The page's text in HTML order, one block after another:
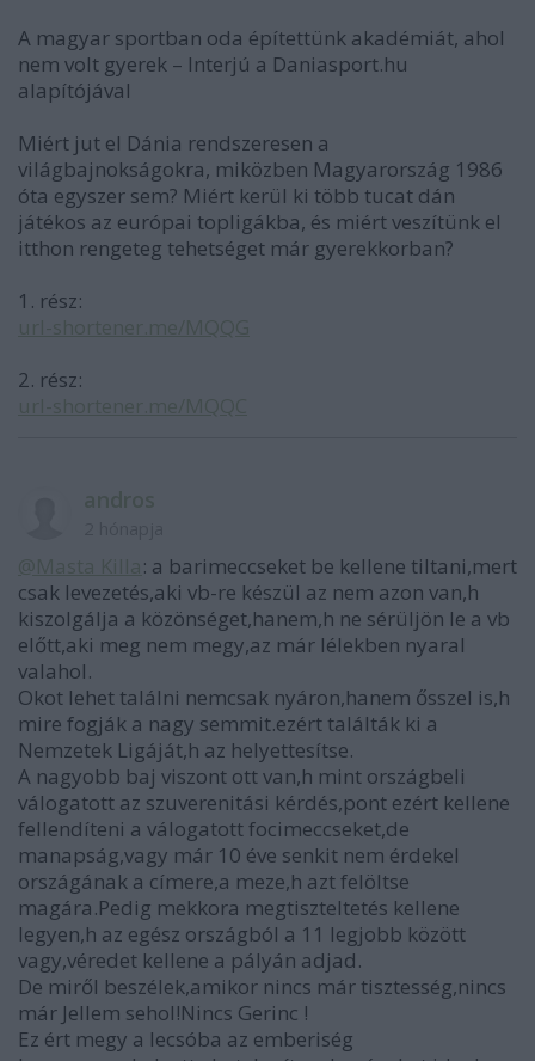
A magyar sportban oda építettünk akadémiát, ahol
nem volt gyerek – Interjú a Daniasport.hu
alapítójával
Miért jut el Dánia rendszeresen a
világbajnokságokra, miközben Magyarország 1986
óta egyszer sem? Miért kerül ki több tucat dán
játékos az európai topligákba, és miért veszítünk el
itthon rengeteg tehetséget már gyerekkorban?
1. rész:
2. rész:
: a barimeccseket be kellene tiltani,mert
csak levezetés,aki vb-re készül az nem azon van,h
kiszolgálja a közönséget,hanem,h ne sérüljön le a vb
előtt,aki meg nem megy,az már lélekben nyaral
valahol.
Okot lehet találni nemcsak nyáron,hanem ősszel is,h
mire fogják a nagy semmit.ezért találták ki a
Nemzetek Ligáját,h az helyettesítse.
A nagyobb baj viszont ott van,h mint országbeli
válogatott az szuverenitási kérdés,pont ezért kellene
fellendíteni a válogatott focimeccseket,de
manapság,vagy már 10 éve senkit nem érdekel
országának a címere,a meze,h azt felöltse
magára.Pedig mekkora megtiszteltetés kellene
legyen,h az egész országból a 11 legjobb között
vagy,véredet kellene a pályán adjad.
De miről beszélek,amikor nincs már tisztesség,nincs
már Jellem sehol!Nincs Gerinc !
Ez ért megy a lecsóba az emberiség